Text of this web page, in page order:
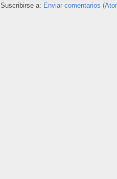
Suscribirse a: Enviar comentarios